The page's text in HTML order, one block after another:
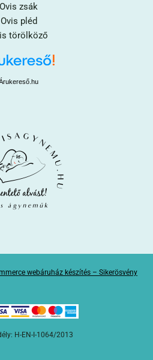
Ovis zsák
Ovis pléd
törölköző
webáruház készítés – Sikerösvény
H-EN-I-1064/2013